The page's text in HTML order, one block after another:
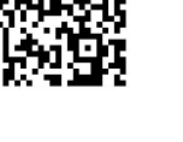
第17集